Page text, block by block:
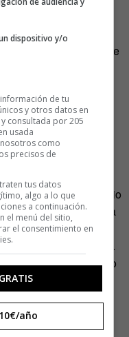
que el anterior esté
idea inicial, sino que
empieza a pintar,
en su estudio
Y cuando no, agarra
que toma. Juega con
aunque lo admira.
que explora lo
el trabajo de
y cualquier fuente.
dispositivo y/o
de tu
y otros datos en
consultada por 205
usada
como
precisos de
tus datos
algo a lo que
a continuación.
el menú del sitio,
el consentimiento en
año